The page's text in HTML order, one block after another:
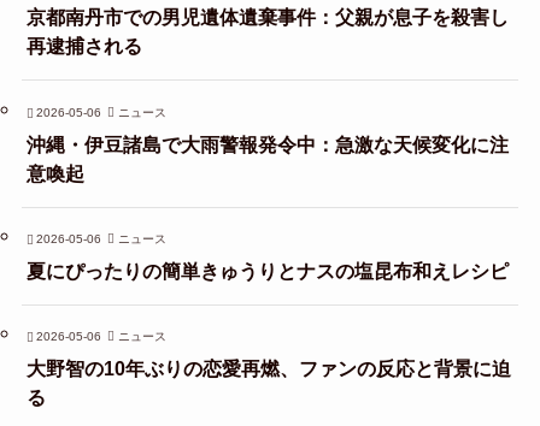
京都南丹市での男児遺体遺棄事件：父親が息子を殺害し
再逮捕される
2026-05-06 ニュース
沖縄・伊豆諸島で大雨警報発令中：急激な天候変化に注
意喚起
2026-05-06 ニュース
夏にぴったりの簡単きゅうりとナスの塩昆布和えレシピ
2026-05-06 ニュース
大野智の10年ぶりの恋愛再燃、ファンの反応と背景に迫
る